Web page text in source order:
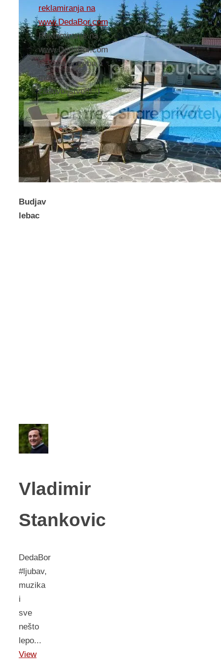
Budjav
lebac
Vladimir
Stankovic
DedaBor
#ljubav,
muzika
i
sve
nešto
lepo...
View
reklamiranja na
www.DedaBor.com
Reklamiranje na
www.DedaBor.com
je Vaša potreba a
moje
zadovoljstvo!!! :)